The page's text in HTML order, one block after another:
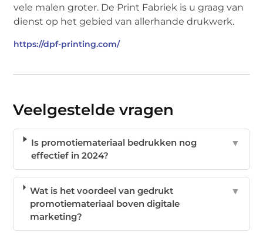
vele malen groter. De Print Fabriek is u graag van
dienst op het gebied van allerhande drukwerk.
https://dpf-printing.com/
Veelgestelde vragen
Is promotiemateriaal bedrukken nog
effectief in 2024?
▼
Wat is het voordeel van gedrukt
promotiemateriaal boven digitale
marketing?
▼